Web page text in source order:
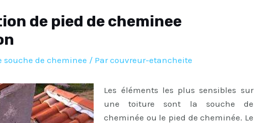
de pied de cheminee
souche de cheminee / Parcouvreur-etancheite
Les éléments les plus sensibles sur
une toiture sont la souche de
cheminée ou le pied de cheminée. Le